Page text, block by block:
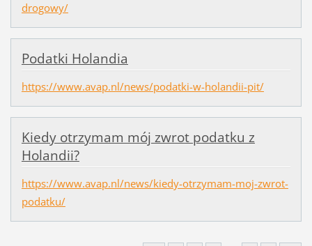
drogowy/
Podatki Holandia
https://www.avap.nl/news/podatki-w-holandii-pit/
Kiedy otrzymam mój zwrot podatku z
Holandii?
https://www.avap.nl/news/kiedy-otrzymam-moj-zwrot-
podatku/